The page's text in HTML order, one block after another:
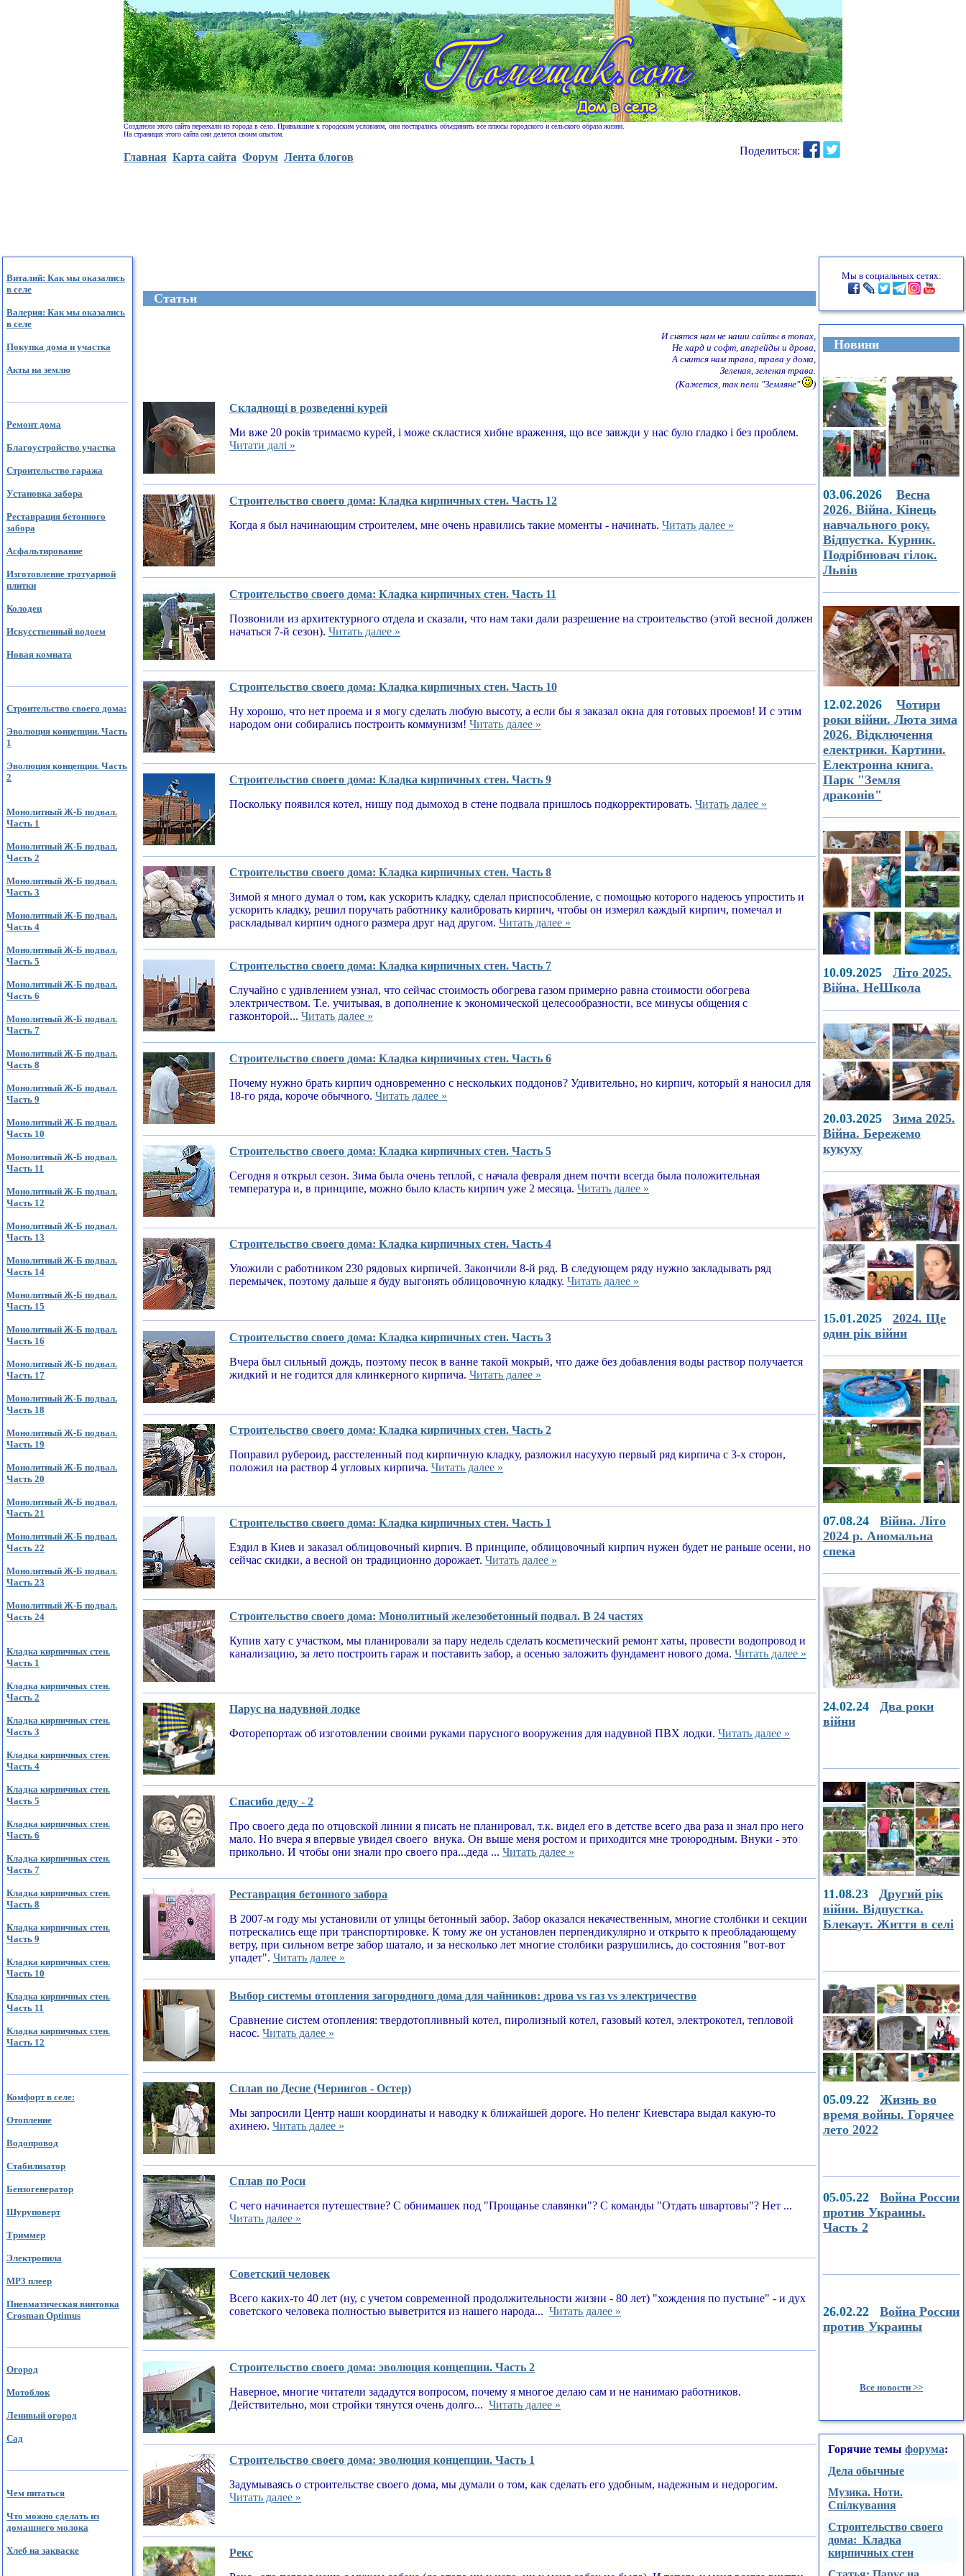
Создатели этого сайта переехали из города в село. Привыкшие к городским условиям, они постарались объединить все плюсы городского и сельского образа жизни.
На страницах этого сайта они делятся своим опытом.
Главная Карта сайта Форум Лента блогов
Поделиться:
Виталий: Как мы оказались
в селе
Валерия: Как мы оказались
в селе
Покупка дома и участка
Акты на землю
Ремонт дома
Благоустройство участка
Строительство гаража
Установка забора
Реставрация бетонного
забора
Асфальтирование
Изготовление тротуарной
плитки
Колодец
Искусственный водоем
Новая комната
Строительство своего дома:
Эволюция концепции. Часть
1
Эволюция концепции. Часть
2
Монолитный Ж-Б подвал.
Часть 1
Монолитный Ж-Б подвал.
Часть 2
Монолитный Ж-Б подвал.
Часть 3
Монолитный Ж-Б подвал.
Часть 4
Монолитный Ж-Б подвал.
Часть 5
Монолитный Ж-Б подвал.
Часть 6
Монолитный Ж-Б подвал.
Часть 7
Монолитный Ж-Б подвал.
Часть 8
Монолитный Ж-Б подвал.
Часть 9
Монолитный Ж-Б подвал.
Часть 10
Монолитный Ж-Б подвал.
Часть 11
Монолитный Ж-Б подвал.
Часть 12
Монолитный Ж-Б подвал.
Часть 13
Монолитный Ж-Б подвал.
Часть 14
Монолитный Ж-Б подвал.
Часть 15
Монолитный Ж-Б подвал.
Часть 16
Монолитный Ж-Б подвал.
Часть 17
Монолитный Ж-Б подвал.
Часть 18
Монолитный Ж-Б подвал.
Часть 19
Монолитный Ж-Б подвал.
Часть 20
Монолитный Ж-Б подвал.
Часть 21
Монолитный Ж-Б подвал.
Часть 22
Монолитный Ж-Б подвал.
Часть 23
Монолитный Ж-Б подвал.
Часть 24
Кладка кирпичных стен.
Часть 1
Кладка кирпичных стен.
Часть 2
Кладка кирпичных стен.
Часть 3
Кладка кирпичных стен.
Часть 4
Кладка кирпичных стен.
Часть 5
Кладка кирпичных стен.
Часть 6
Кладка кирпичных стен.
Часть 7
Кладка кирпичных стен.
Часть 8
Кладка кирпичных стен.
Часть 9
Кладка кирпичных стен.
Часть 10
Кладка кирпичных стен.
Часть 11
Кладка кирпичных стен.
Часть 12
Комфорт в селе:
Отопление
Водопровод
Стабилизатор
Бензогенератор
Шуруповерт
Триммер
Электропила
MP3 плеер
Пневматическая винтовка
Crosman Optimus
Огород
Мотоблок
Ленивый огород
Сад
Чем питаться
Что можно сделать из
домашнего молока
Хлеб на закваске
Cтатьи
И снятся нам не наши сайты в топах,
Не хард и софт, апгрейды и дрова,
А снится нам трава, трава у дома,
Зеленая, зеленая трава.
(Кажется, так пели "Земляне"
)
Складнощі в розведенні курей
Ми вже 20 років тримаємо курей, і може скластися хибне враження, що все завжди у нас було гладко і без проблем.
Читати далі »
Строительство своего дома: Кладка кирпичных стен. Часть 12
Когда я был начинающим строителем, мне очень нравились такие моменты - начинать. Читать далее »
Строительство своего дома: Кладка кирпичных стен. Часть 11
Позвонили из архитектурного отдела и сказали, что нам таки дали разрешение на строительство (этой весной должен
начаться 7-й сезон). Читать далее »
Строительство своего дома: Кладка кирпичных стен. Часть 10
Ну хорошо, что нет проема и я могу сделать любую высоту, а если бы я заказал окна для готовых проемов! И с этим
народом они собирались построить коммунизм! Читать далее »
Строительство своего дома: Кладка кирпичных стен. Часть 9
Поскольку появился котел, нишу под дымоход в стене подвала пришлось подкорректировать. Читать далее »
Строительство своего дома: Кладка кирпичных стен. Часть 8
Зимой я много думал о том, как ускорить кладку, сделал приспособление, с помощью которого надеюсь упростить и
ускорить кладку, решил поручать работнику калибровать кирпич, чтобы он измерял каждый кирпич, помечал и
раскладывал кирпич одного размера друг над другом. Читать далее »
Строительство своего дома: Кладка кирпичных стен. Часть 7
Случайно с удивлением узнал, что сейчас стоимость обогрева газом примерно равна стоимости обогрева
электричеством. Т.е. учитывая, в дополнение к экономической целесообразности, все минусы общения с
газконторой... Читать далее »
Строительство своего дома: Кладка кирпичных стен. Часть 6
Почему нужно брать кирпич одновременно с нескольких поддонов? Удивительно, но кирпич, который я наносил для
18-го ряда, короче обычного. Читать далее »
Строительство своего дома: Кладка кирпичных стен. Часть 5
Сегодня я открыл сезон. Зима была очень теплой, с начала февраля днем почти всегда была положительная
температура и, в принципе, можно было класть кирпич уже 2 месяца. Читать далее »
Строительство своего дома: Кладка кирпичных стен. Часть 4
Уложили с работником 230 рядовых кирпичей. Закончили 8-й ряд. В следующем ряду нужно закладывать ряд
перемычек, поэтому дальше я буду выгонять облицовочную кладку. Читать далее »
Строительство своего дома: Кладка кирпичных стен. Часть 3
Вчера был сильный дождь, поэтому песок в ванне такой мокрый, что даже без добавления воды раствор получается
жидкий и не годится для клинкерного кирпича. Читать далее »
Строительство своего дома: Кладка кирпичных стен. Часть 2
Поправил рубероид, расстеленный под кирпичную кладку, разложил насухую первый ряд кирпича с 3-х сторон,
положил на раствор 4 угловых кирпича. Читать далее »
Строительство своего дома: Кладка кирпичных стен. Часть 1
Ездил в Киев и заказал облицовочный кирпич. В принципе, облицовочный кирпич нужен будет не раньше осени, но
сейчас скидки, а весной он традиционно дорожает. Читать далее »
Строительство своего дома: Монолитный железобетонный подвал. В 24 частях
Купив хату с участком, мы планировали за пару недель сделать косметический ремонт хаты, провести водопровод и
канализацию, за лето построить гараж и поставить забор, а осенью заложить фундамент нового дома. Читать далее »
Парус на надувной лодке
Фоторепортаж об изготовлении своими руками парусного вооружения для надувной ПВХ лодки. Читать далее »
Спасибо деду - 2
Про своего деда по отцовской линии я писать не планировал, т.к. видел его в детстве всего два раза и знал про него
мало. Но вчера я впервые увидел своего внука. Он выше меня ростом и приходится мне троюродным. Внуки - это
прикольно. И чтобы они знали про своего пра...деда ... Читать далее »
Реставрация бетонного забора
В 2007-м году мы установили от улицы бетонный забор. Забор оказался некачественным, многие столбики и секции
потрескались еще при транспортировке. К тому же он установлен перпендикулярно и открыто к преобладающему
ветру, при сильном ветре забор шатало, и за несколько лет многие столбики разрушились, до состояния "вот-вот
упадет". Читать далее »
Выбор системы отопления загородного дома для чайников: дрова vs газ vs электричество
Сравнение систем отопления: твердотопливный котел, пиролизный котел, газовый котел, электрокотел, тепловой
насос. Читать далее »
Сплав по Десне (Чернигов - Остер)
Мы запросили Центр наши координаты и наводку к ближайшей дороге. Но пеленг Киевстара выдал какую-то
ахинею. Читать далее »
Сплав по Роси
С чего начинается путешествие? С обнимашек под "Прощанье славянки"? С команды "Отдать швартовы"? Нет ...
Читать далее »
Советский человек
Всего каких-то 40 лет (ну, с учетом современной продолжительности жизни - 80 лет) "хождения по пустыне" - и дух
советского человека полностью выветрится из нашего народа... Читать далее »
Строительство своего дома: эволюция концепции. Часть 2
Наверное, многие читатели зададутся вопросом, почему я многое делаю сам и не нанимаю работников.
Действительно, мои стройки тянутся очень долго... Читать далее »
Строительство своего дома: эволюция концепции. Часть 1
Задумываясь о строительстве своего дома, мы думали о том, как сделать его удобным, надежным и недорогим.
Читать далее »
Рекс
Мы в социальных сетях:
Новини
03.06.2026 Весна
2026. Війна. Кінець
навчального року.
Відпустка. Курник.
Подрібнювач гілок.
Львів
12.02.2026 Чотири
роки війни. Люта зима
2026. Відключення
електрики. Картини.
Електронна книга.
Парк "Земля
драконів"
10.09.2025 Літо 2025.
Війна. НеШкола
20.03.2025 Зима 2025.
Війна. Бережемо
кукуху
15.01.2025 2024. Ще
один рік війни
07.08.24 Війна. Літо
2024 р. Аномальна
спека
24.02.24 Два роки
війни
11.08.23 Другий рік
війни. Відпустка.
Блекаут. Життя в селі
05.09.22 Жизнь во
время войны. Горячее
лето 2022
05.05.22 Война России
против Украины.
Часть 2
26.02.22 Война России
против Украины
Все новости >>
Горячие темы форума:
Дела обычные
Музика. Ноти.
Спілкування
Строительство своего
дома: Кладка
кирпичных стен